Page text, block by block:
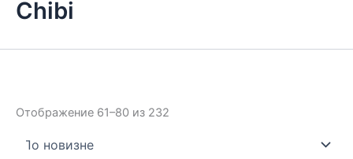
Chibi
Отображение 61–80 из 232